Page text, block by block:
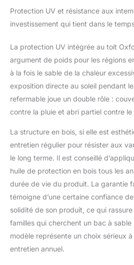
sable
mes
Protection UV et résistance aux
investissement qui tient dans le
La protection UV intégrée au toit
argument de poids pour les régions
à la fois le sable de la chaleur
exposition directe au soleil pendant
refermable joue un double rôle :
contre la pluie et abri partiel contre le
La structure en bois, si elle est
entretien régulier pour résister aux
le long terme. Il est conseillé
huile de protection en bois tous les
durée de vie du produit. La garantie
témoigne d’une certaine confiance
solidité de son produit, ce qui rassure
familles qui cherchent un bac à
modèle représente un choix sérieux
entretien annuel.